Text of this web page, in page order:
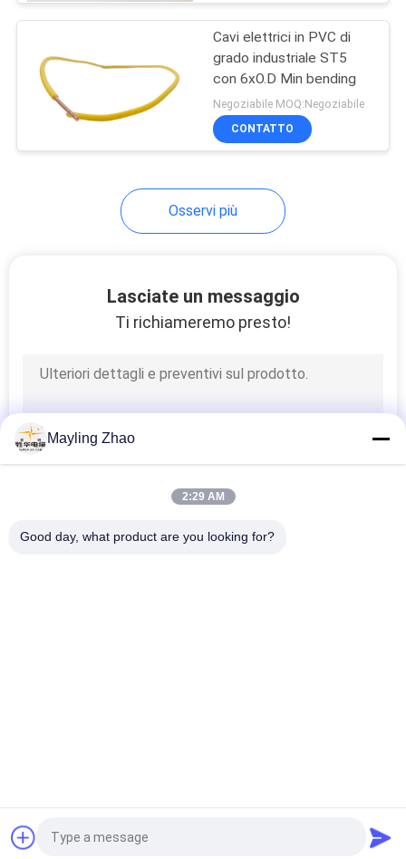
PRIVACY
Cavi elettrici in PVC di
grado industriale ST5
con 6xO.D Min bending
Negoziabile MOQ:Negoziabile
CONTATTO
Osservi più
Lasciate un messaggio
Ti richiameremo presto!
Richiedi un preventivo
Mayling Zhao
2:29 AM
Good day, what product are you looking for?